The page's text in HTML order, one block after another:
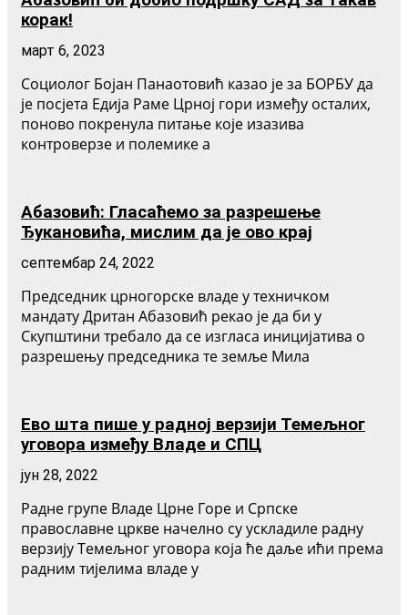
корак!
март 6, 2023
Социолог Бојан Панаотовић казао је за БОРБУ да
је посјета Едија Раме Црној гори између осталих,
поново покренула питање које изазива
контроверзе и полемике а
Абазовић: Гласаћемо за разрешење
Ђукановића, мислим да је ово крај
септембар 24, 2022
Председник црногорске владе у техничком
мандату Дритан Абазовић рекао је да би у
Скупштини требало да се изгласа иницијатива о
разрешењу председника те земље Мила
Ево шта пише у радној верзији Темељног
уговора између Владе и СПЦ
јун 28, 2022
Радне групе Владе Црне Горе и Српске
православне цркве начелно су ускладиле радну
верзију Темељног уговора која ће даље ићи према
радним тијелима владе у